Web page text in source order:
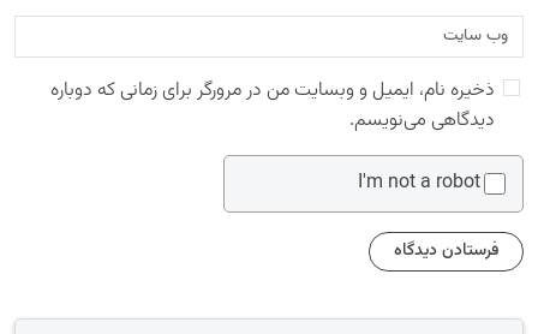
ذخیره نام، ایمیل و وبسایت من در مرورگر برای زمانی که دوباره
دیدگاهی می‌نویسم.
I'm not a robot